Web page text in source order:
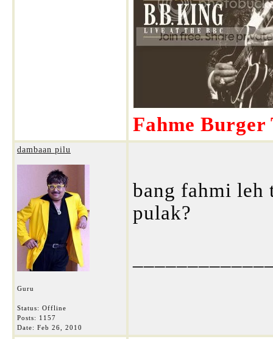
Fahme
dambaan pilu
Guru
Status: Offline
Posts: 1157
Date: Feb 26, 2010
bang fahmi leh
pulak?